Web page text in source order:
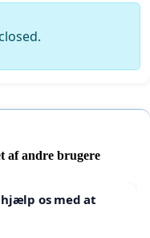
af andre brugere
hjælp os med at